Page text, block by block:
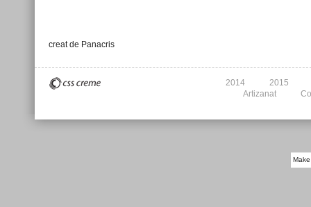
creat de Panacris
2015
2014
Artizanat